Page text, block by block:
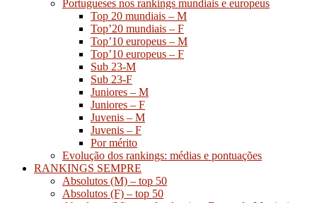
Portugueses nos rankings mundiais e europeus
Top 20 mundiais – M
Top’20 mundiais – F
Top’10 europeus – M
Top’10 europeus – F
Sub 23-M
Sub 23-F
Juniores – M
Juniores – F
Juvenis – M
Juvenis – F
Por mérito
Evolução dos rankings: médias e pontuações
RANKINGS SEMPRE
Absolutos (M) – top 50
Absolutos (F) – top 50